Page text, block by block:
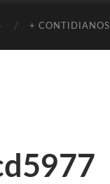
+ CONTIDIANOS